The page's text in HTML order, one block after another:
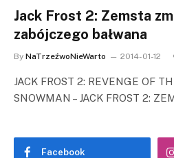
Jack Frost 2: Zemsta
zabójczego bałwana
By NaTrzeźwoNieWarto 2014-01-12
JACK FROST 2: REVENGE OF
SNOWMAN – JACK FROST 2:
Facebook